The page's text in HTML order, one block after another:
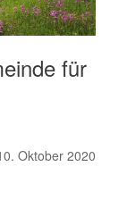
für
Oktober 2020